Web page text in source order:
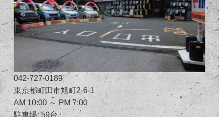
042-727-0189
東京都町田市旭町2-6-1
AM 10:00 ～ PM 7:00
駐車場: 59台